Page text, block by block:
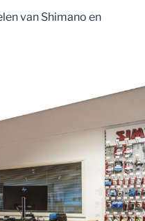
van Shimano en